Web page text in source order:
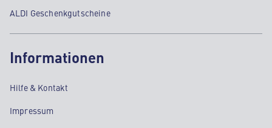
ALDI Geschenkgutscheine
Informationen
Hilfe & Kontakt
Impressum